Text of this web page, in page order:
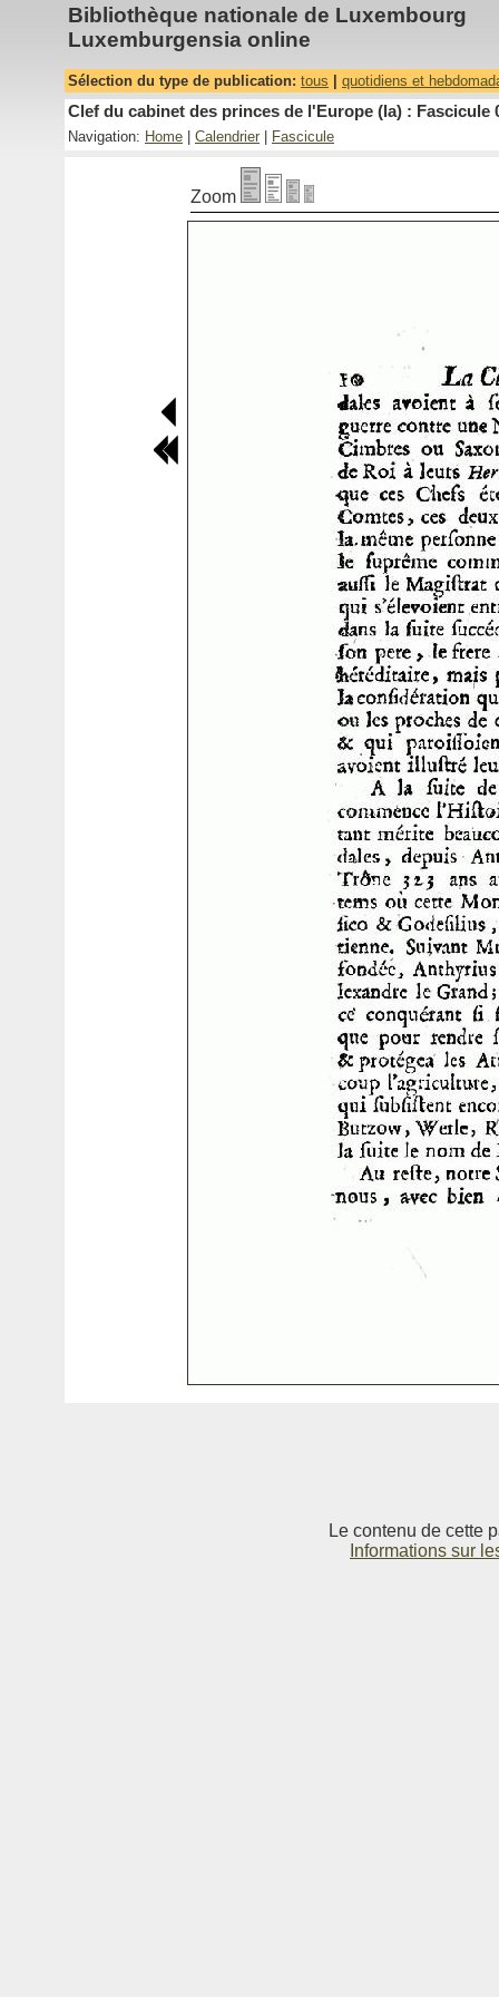
Bibliothèque nationale de Luxembourg
Luxemburgensia online
Sélection du type de publication: tous quotidiens et
Clef du cabinet des princes de l'Europe (la) : Fascicule
Navigation: Home Calendrier Fascicule
Zoom
Le contenu de cette
Informations sur